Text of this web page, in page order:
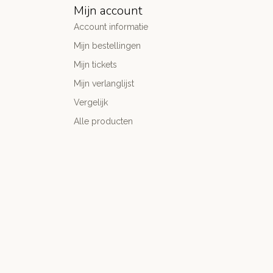
Mijn account
Account informatie
Mijn bestellingen
Mijn tickets
Mijn verlanglijst
Vergelijk
Alle producten